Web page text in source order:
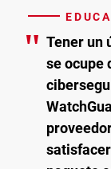
" Tener un
se ocupe